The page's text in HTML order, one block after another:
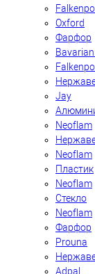
Oxford
Фарфор
Jay
Neoflam
Neoflam
Пластик
Neoflam
Стекло
Neoflam
Фарфор
Prouna
Adpal